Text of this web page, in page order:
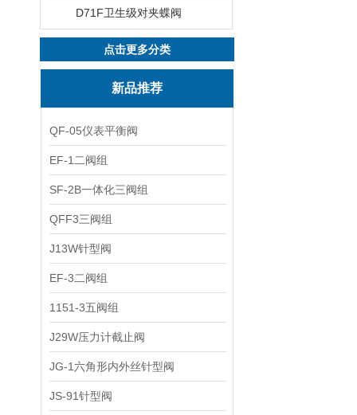
D71F卫生级对夹蝶阀
点击更多分类
新品推荐
QF-05仪表平衡阀
EF-1二阀组
SF-2B一体化三阀组
QFF3三阀组
J13W针型阀
EF-3二阀组
1151-3五阀组
J29W压力计截止阀
JG-1六角形内外丝针型阀
JS-91针型阀